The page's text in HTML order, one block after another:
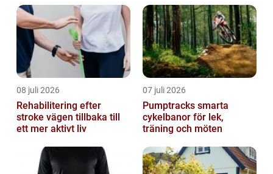
08 juli 2026
Rehabilitering efter
stroke vägen tillbaka till
ett mer aktivt liv
07 juli 2026
Pumptracks smarta
cykelbanor för lek,
träning och möten